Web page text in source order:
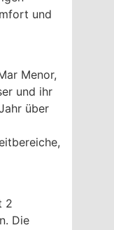
und
Menor,
und ihr
über
2
Die